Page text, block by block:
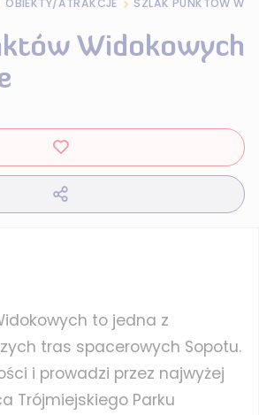
OBIEKTY/ATRAKCJE SZLAK PUNKTÓW
Widokowych
to jedna z
tras spacerowych Sopotu.
i prowadzi przez najwyżej
Trójmiejskiego Parku